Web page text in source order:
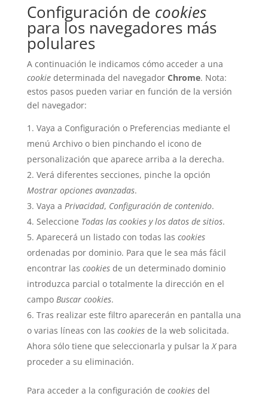
Configuración de cookies
para los navegadores más
polulares
A continuación le indicamos cómo acceder a una
cookiedeterminada del navegador Chrome. Nota:
estos pasos pueden variar en función de la versión
del navegador:
Vaya a Configuración o Preferencias mediante el
menú Archivo o bien pinchando el icono de
personalización que aparece arriba a la derecha.
Verá diferentes secciones, pinche la opción
Mostrar opciones avanzadas.
Vaya a Privacidad, Configuración de contenido.
Seleccione Todas las cookiesy los datos de sitios.
Aparecerá un listado con todas las cookies
ordenadas por dominio. Para que le sea más fácil
encontrar las cookiesde un determinado dominio
introduzca parcial o totalmente la dirección en el
campo Buscar cookies.
Tras realizar este filtro aparecerán en pantalla una
o varias líneas con las cookiesde la web solicitada.
Ahora sólo tiene que seleccionarla y pulsar laXpara
proceder a su eliminación.
Para acceder a la configuración de cookiesdel